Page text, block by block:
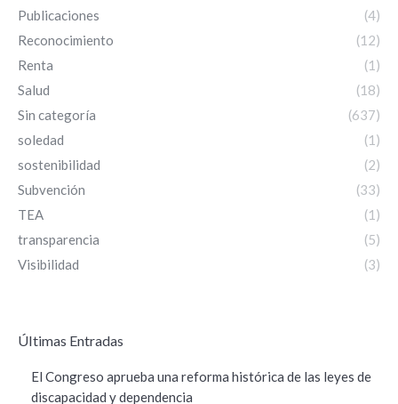
Publicaciones
(4)
Reconocimiento
(12)
Renta
(1)
Salud
(18)
Sin categoría
(637)
soledad
(1)
sostenibilidad
(2)
Subvención
(33)
TEA
(1)
transparencia
(5)
Visibilidad
(3)
ÚItimas Entradas
El Congreso aprueba una reforma histórica de las leyes de
discapacidad y dependencia